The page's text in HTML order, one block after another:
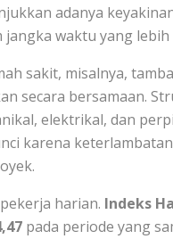
adanya
waktu yang lebih
sakit, misalnya,
secara bersamaan.
elektrikal, dan
karena
harian. Indeks
pada periode yang